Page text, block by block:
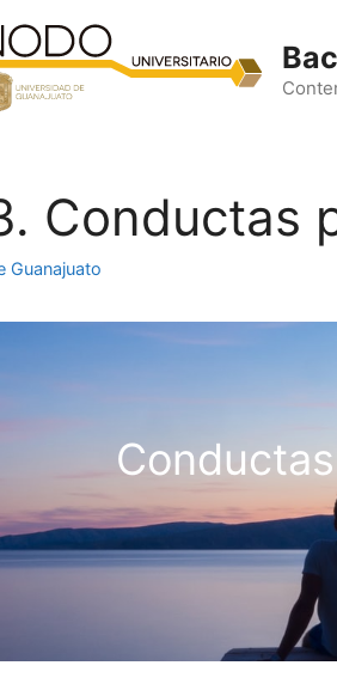
Conductas
Guanajuato